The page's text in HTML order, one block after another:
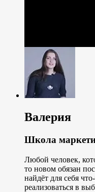
Валерия
Школа
Любой человек,
то новом обязан
найдёт для себя
реализоваться в